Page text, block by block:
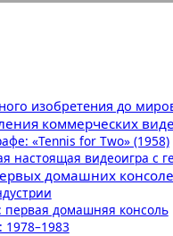
изобретения до
коммерческих
«Tennis for Two» (1958)
настоящая видеоигра с
домашних
первая домашняя консоль
1978–1983